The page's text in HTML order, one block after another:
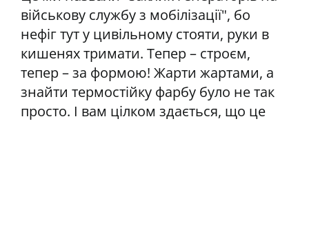
військову службу з мобілізації", бо
нефіг тут у цивільному стояти, руки в
кишенях тримати. Тепер – строєм,
тепер – за формою! Жарти жартами, а
знайти термостійку фарбу було не так
просто. І вам цілком здається, що це